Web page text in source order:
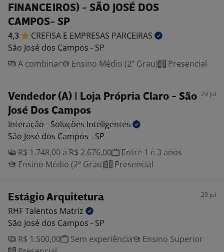
FINANCEIROS) - SÃO JOSÉ DOS
CAMPOS- SP
4,3 CREFISA E EMPRESAS PARCEIRAS
São José dos Campos - SP
A combinar
Ensino Médio (2º Grau) Presencial
Vendedor (A) | Loja Própria Claro - São
José Dos Campos
29 jul
Interação - Soluções Inteligentes
São José dos Campos - SP
R$ 1.748,00 a R$ 2.676,00
Entre 1 e 3 anos
Ensino Médio (2º Grau)
Presencial
Estágio Arquitetura 29 jul
RHF Talentos Matriz
São José dos Campos - SP
R$ 1.500,00
Sem experiência
Ensino Superior